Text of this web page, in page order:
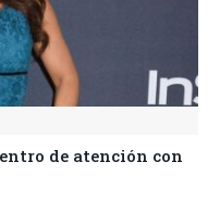
de atención con